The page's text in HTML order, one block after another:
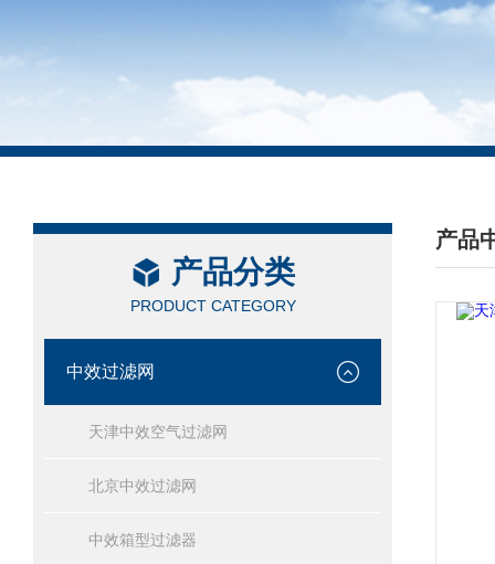
产品分类
PRODUCT CATEGORY
中效过滤网
天津中效空气过滤网
北京中效过滤网
中效箱型过滤器
产品
/